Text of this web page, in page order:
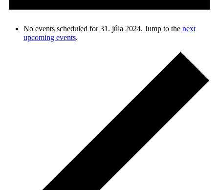
No events scheduled for 31. júla 2024. Jump to the next
upcoming events.